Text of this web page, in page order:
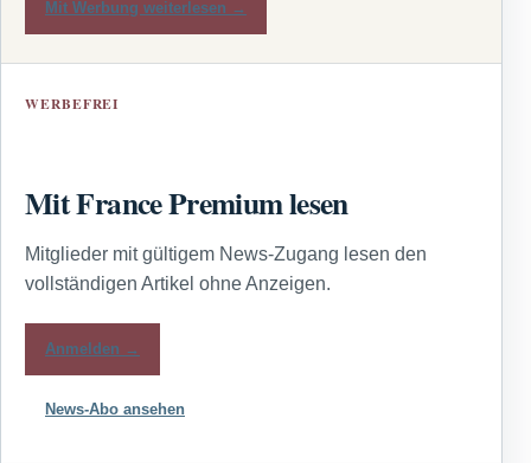
Mit Werbung weiterlesen →
WERBEFREI
Mit France Premium lesen
Mitglieder mit gültigem News-Zugang lesen den
vollständigen Artikel ohne Anzeigen.
Anmelden →
News-Abo ansehen